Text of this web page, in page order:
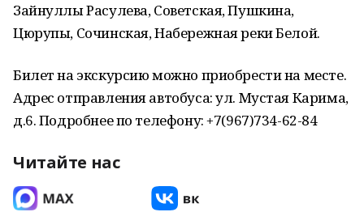
Зайнуллы Расулева, Советская, Пушкина,
Цюрупы, Сочинская, Набережная реки Белой.
Билет на экскурсию можно приобрести на месте.
Адрес отправления автобуса: ул. Мустая Карима,
д.6. Подробнее по телефону: +7(967)734-62-84
Читайте нас